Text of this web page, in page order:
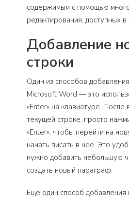
содержимым с помощью
редактирования, доступных
Добавление
строки
Один из способов
Microsoft Word — это
«Enter» на клавиатуре. После
текущей строке, просто
«Enter», чтобы перейти на
начать писать в нее. Это
нужно добавить небольшую
создать новый параграф.
Еще один способ